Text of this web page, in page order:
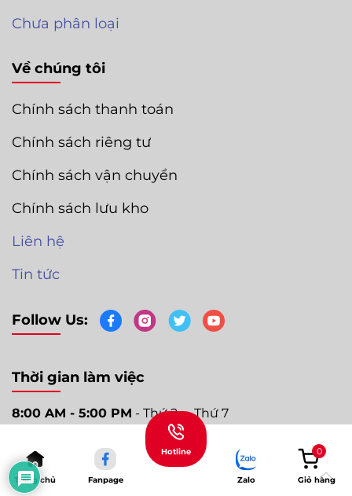
Chưa phân loại
Về chúng tôi
Chính sách thanh toán
Chính sách riêng tư
Chính sách vận chuyển
Chính sách lưu kho
Liên hệ
Tin tức
Follow Us:
Thời gian làm việc
8:00 AM - 5:00 PM - Thứ 2 ➛ Thứ 7
Trang chủ Fanpage
Hotline
Zalo
0
Giỏ hàng